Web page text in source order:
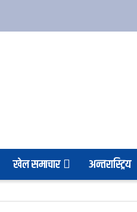
खेल समाचार अन्तरास्ट्रिय